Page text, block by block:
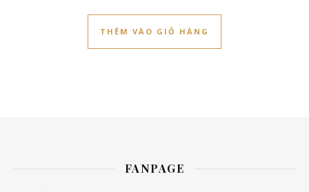
THÊM VÀO GIỎ HÀNG
FANPAGE